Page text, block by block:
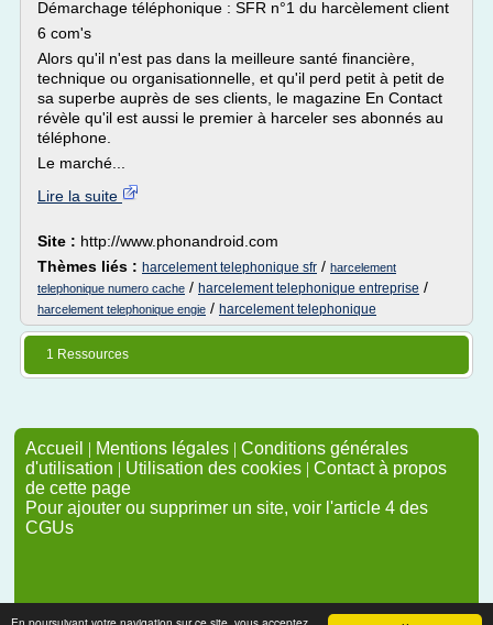
Démarchage téléphonique : SFR n°1 du harcèlement client
6 com's
Alors qu'il n'est pas dans la meilleure santé financière,
technique ou organisationnelle, et qu'il perd petit à petit de
sa superbe auprès de ses clients, le magazine En Contact
révèle qu'il est aussi le premier à harceler ses abonnés au
téléphone.
Le marché...
Lire la suite
Site : http://www.phonandroid.com
Thèmes liés : harcelement telephonique sfr / harcelement
telephonique numero cache / harcelement telephonique entreprise /
harcelement telephonique engie / harcelement telephonique
1 Ressources
Accueil | Mentions légales | Conditions générales
d'utilisation | Utilisation des cookies | Contact à propos
de cette page
Pour ajouter ou supprimer un site, voir l'article 4 des
CGUs